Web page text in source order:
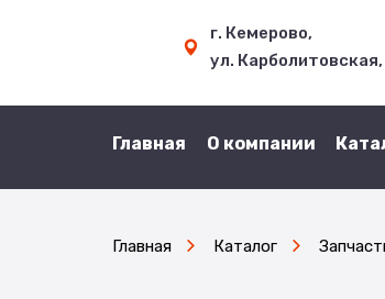
г. Кемерово,
ул. Карболитовская,
Главная О компании
Главная Каталог